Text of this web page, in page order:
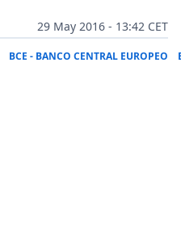
29 May 2016 - 13:42 CET
BCE - BANCO CENTRAL EUROPEO